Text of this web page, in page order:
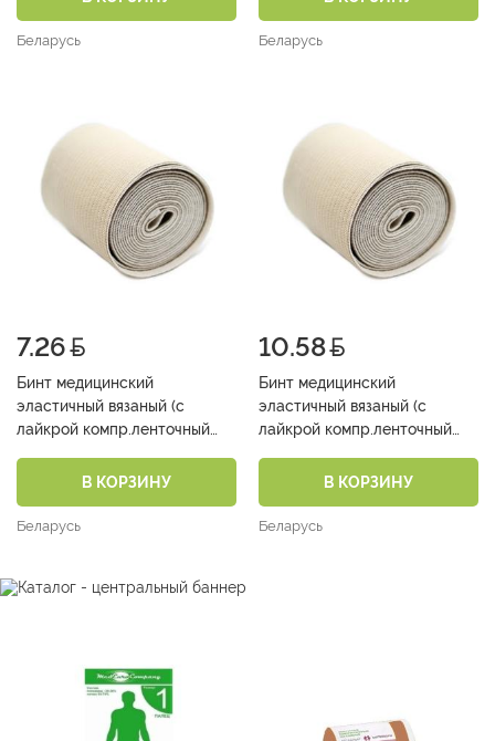
Беларусь Беларусь
7.26
Бинт медицинский
эластичный вязаный (с
лайкрой компр.ленточный
В КОРЗИНУ
Беларусь
10.58
Бинт медицинский
эластичный вязаный (с
лайкрой компр.ленточный
В КОРЗИНУ
Беларусь